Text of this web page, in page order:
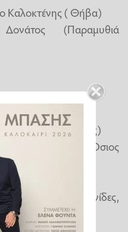
Καλοκτένης ( Θήβα)
(Παραμυθιά
Άργους (Άργος)
Μυροφόρων: Όσιος
(Αγρίνιο, Κρηνίδες,